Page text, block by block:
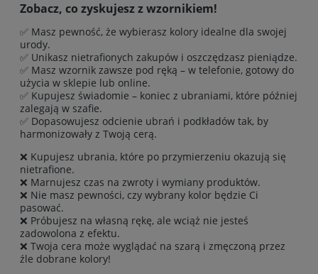
Zobacz, co zyskujesz z wzornikiem!
✅ Masz pewność, że wybierasz kolory idealne dla swojej
urody.
✅ Unikasz nietrafionych zakupów i oszczędzasz pieniądze.
✅ Masz wzornik zawsze pod ręką – w telefonie, gotowy do
użycia w sklepie lub online.
✅ Kupujesz świadomie – koniec z ubraniami, które później
zalegają w szafie.
✅ Dopasowujesz odcienie ubrań i podkładów tak, by
harmonizowały z Twoją cerą.
❌ Kupujesz ubrania, które po przymierzeniu okazują się
nietrafione.
❌ Marnujesz czas na zwroty i wymiany produktów.
❌ Nie masz pewności, czy wybrany kolor będzie Ci
pasować.
❌ Próbujesz na własną rękę, ale wciąż nie jesteś
zadowolona z efektu.
❌ Twoja cera może wyglądać na szarą i zmęczoną przez
źle dobrane kolory!